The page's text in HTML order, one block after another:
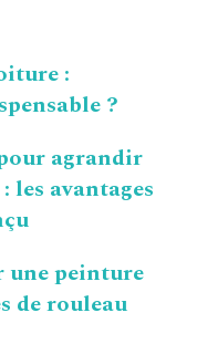
:
?
agrandir
les avantages
une peinture
de rouleau